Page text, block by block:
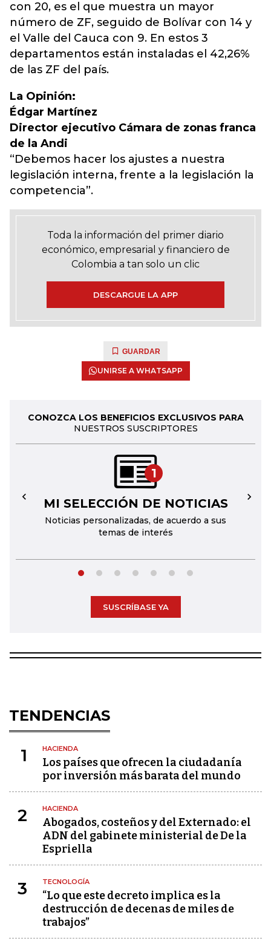
con 20, es el que muestra un mayor
número de ZF, seguido de Bolívar con 14 y
el Valle del Cauca con 9. En estos 3
departamentos están instaladas el 42,26%
de las ZF del país.
La Opinión:
Édgar Martínez
Director ejecutivo Cámara de zonas franca
de la Andi
“Debemos hacer los ajustes a nuestra
legislación interna, frente a la legislación la
competencia”.
Toda la información del primer diario
económico, empresarial y financiero de
Colombia a tan solo un clic
DESCARGUE LA APP
GUARDAR
UNIRSE A WHATSAPP
CONOZCA LOS BENEFICIOS EXCLUSIVOS PARA
NUESTROS SUSCRIPTORES
1
MI SELECCIÓN DE NOTICIAS
Noticias personalizadas, de acuerdo a sus
temas de interés
← →
SUSCRÍBASE YA
TENDENCIAS
1 HACIENDA
Los países que ofrecen la ciudadanía
por inversión más barata del mundo
2 HACIENDA
Abogados, costeños y del Externado: el
ADN del gabinete ministerial de De la
Espriella
3 TECNOLOGÍA
“Lo que este decreto implica es la
destrucción de decenas de miles de
trabajos”